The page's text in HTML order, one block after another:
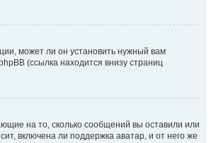
может ли он установить нужный вам
(ссылка находится внизу страниц
на то, сколько сообщений вы оставили или
включена ли поддержка аватар, и от него же